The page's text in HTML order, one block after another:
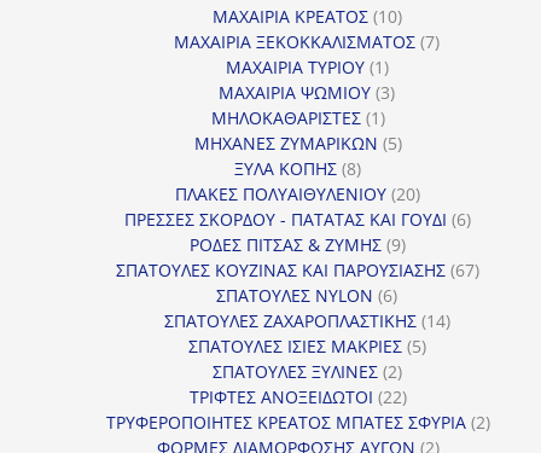
προϊόντα
ΜΑΧΑΙΡΙΑ ΚΡΕΑΤΟΣ 1010
προϊόντα
ΜΑΧΑΙΡΙΑ ΞΕΚΟΚΚΑΛΙΣΜΑΤΟΣ 77
ΜΑΧΑΙΡΙΑ ΤΥΡΙΟΥ 11
προϊόν
ΜΑΧΑΙΡΙΑ ΨΩΜΙΟΥ 33
ΜΗΛΟΚΑΘΑΡΙΣΤΕΣ 11
προϊόν
ΜΗΧΑΝΕΣ ΖΥΜΑΡΙΚΩΝ 55
ΞΥΛΑ ΚΟΠΗΣ 88
προϊόντα
ΠΛΑΚΕΣ ΠΟΛΥΑΙΘΥΛΕΝΙΟΥ 2020
προϊόντα
ΠΡΕΣΣΕΣ ΣΚΟΡΔΟΥ - ΠΑΤΑΤΑΣ ΚΑΙ ΓΟΥΔΙ 66
ΡΟΔΕΣ ΠΙΤΣΑΣ & ΖΥΜΗΣ 99
προϊόντα
ΣΠΑΤΟΥΛΕΣ ΚΟΥΖΙΝΑΣ ΚΑΙ ΠΑΡΟΥΣΙΑΣΗΣ 6767
ΣΠΑΤΟΥΛΕΣ NYLON 66
προϊόντα
ΣΠΑΤΟΥΛΕΣ ΖΑΧΑΡΟΠΛΑΣΤΙΚΗΣ 1414
ΣΠΑΤΟΥΛΕΣ ΙΣΙΕΣ ΜΑΚΡΙΕΣ 55
ΣΠΑΤΟΥΛΕΣ ΞΥΛΙΝΕΣ 22
προϊόντα
ΤΡΙΦΤΕΣ ΑΝΟΞΕΙΔΩΤΟΙ 2222
προϊόντα
ΤΡΥΦΕΡΟΠΟΙΗΤΕΣ ΚΡΕΑΤΟΣ ΜΠΑΤΕΣ ΣΦΥΡΙΑ 22
ΦΟΡΜΕΣ ΔΙΑΜΟΡΦΩΣΗΣ ΑΥΓΩΝ 22